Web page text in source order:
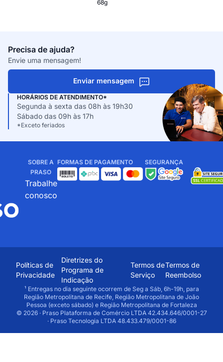
68g
Precisa de ajuda?
Envie uma mensagem!
Enviar mensagem
HORÁRIOS DE ATENDIMENTO*
Segunda à sexta das 08h às 19h30
Sábado das 09h às 17h
*Exceto feriados
SOBRE A
PRASO
Trabalhe
conosco
FORMAS DE PAGAMENTO SEGURANÇA
Políticas de
Privacidade
Diretrizes do
Programa de
Indicação
Termos de
Serviço
Termos de
Reembolso
¹ Entregas no dia seguinte ocorrem de Seg a Sáb, 6h-19h, para
Região Metropolitana de Recife, Região Metropolitana de João
Pessoa (exceto sábado) e Região Metropolitana de Fortaleza
© 2026 · Praso Plataforma de Comércio LTDA 42.434.646/0001-27
· Praso Tecnologia LTDA 48.433.479/0001-86